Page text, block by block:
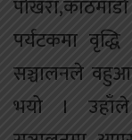
पर्यटकमा
सञ्चालनले
भयो ।